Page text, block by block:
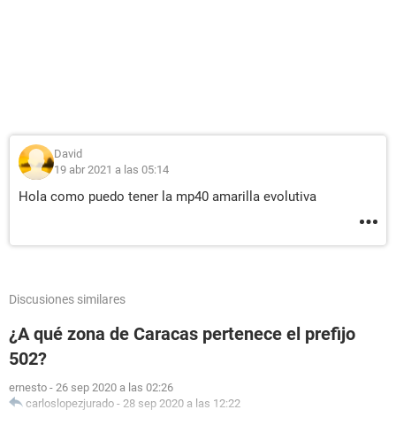
David
19 abr 2021 a las 05:14
Hola como puedo tener la mp40 amarilla evolutiva
Discusiones similares
¿A qué zona de Caracas pertenece el prefijo
502?
ernesto - 26 sep 2020 a las 02:26
carloslopezjurado - 28 sep 2020 a las 12:22